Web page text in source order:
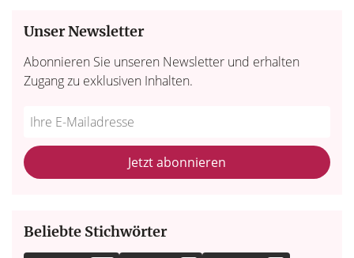
Unser Newsletter
Abonnieren Sie unseren Newsletter und erhalten
Zugang zu exklusiven Inhalten.
Do
fill
this
*Ihre
Mailadresse:
Jetzt abonnieren
Beliebte Stichwörter